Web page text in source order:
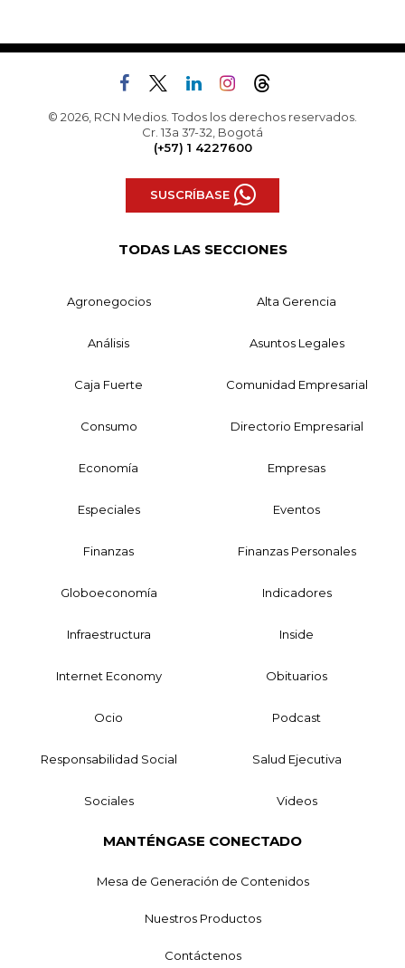
© 2026, RCN Medios. Todos los derechos reservados.
Cr. 13a 37-32, Bogotá
(+57) 1 4227600
SUSCRÍBASE
TODAS LAS SECCIONES
Agronegocios Alta Gerencia
Análisis Asuntos Legales
Caja Fuerte Comunidad Empresarial
Consumo Directorio Empresarial
Economía Empresas
Especiales Eventos
Finanzas Finanzas Personales
Globoeconomía Indicadores
Infraestructura Inside
Internet Economy Obituarios
Ocio Podcast
Responsabilidad Social Salud Ejecutiva
Sociales Videos
MANTÉNGASE CONECTADO
Mesa de Generación de Contenidos
Nuestros Productos
Contáctenos